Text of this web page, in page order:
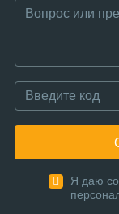
Я даю